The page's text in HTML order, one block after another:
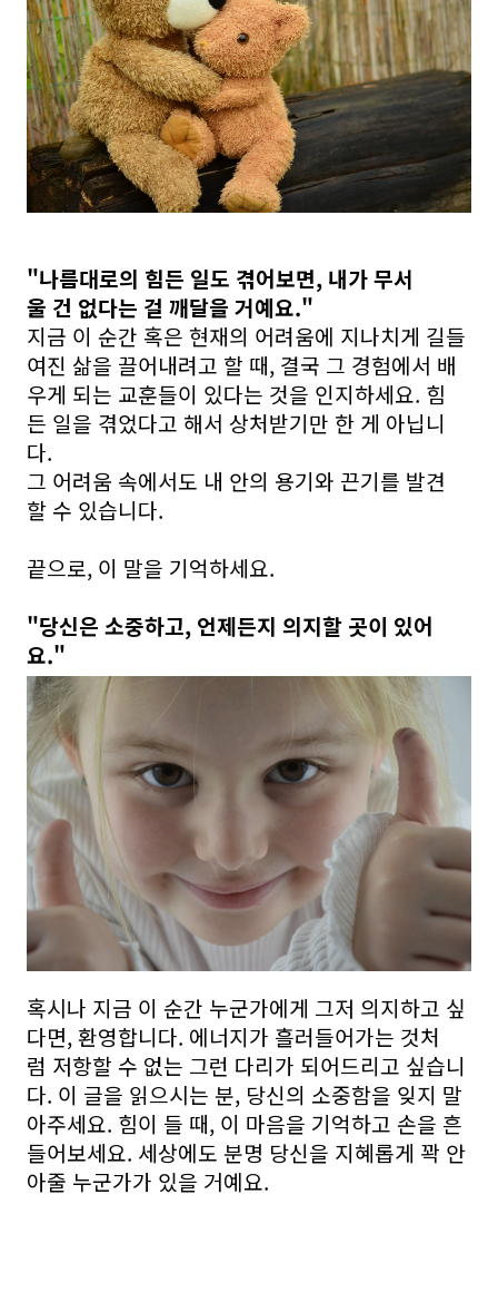
"나름대로의 힘든 일도 겪어보면, 내가 무서
울 건 없다는 걸 깨달을 거예요."
지금 이 순간 혹은 현재의 어려움에 지나치게 길들
여진 삶을 끌어내려고 할 때, 결국 그 경험에서 배
우게 되는 교훈들이 있다는 것을 인지하세요. 힘
든 일을 겪었다고 해서 상처받기만 한 게 아닙니
다.
그 어려움 속에서도 내 안의 용기와 끈기를 발견
할 수 있습니다.
끝으로, 이 말을 기억하세요.
"당신은 소중하고, 언제든지 의지할 곳이 있어
요."
혹시나 지금 이 순간 누군가에게 그저 의지하고 싶
다면, 환영합니다. 에너지가 흘러들어가는 것처
럼 저항할 수 없는 그런 다리가 되어드리고 싶습니
다. 이 글을 읽으시는 분, 당신의 소중함을 잊지 말
아주세요. 힘이 들 때, 이 마음을 기억하고 손을 흔
들어보세요. 세상에도 분명 당신을 지혜롭게 꽉 안
아줄 누군가가 있을 거예요.